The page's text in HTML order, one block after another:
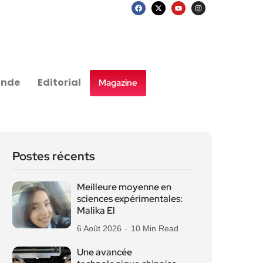
Editorial Magazine
Postes récents
Meilleure moyenne en
sciences expérimentales:
Malika El
6 Août 2026 10 Min Read
Une avancée